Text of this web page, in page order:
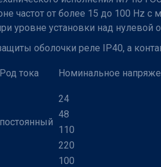
частот от более 15 до 100 Hz
уровне установки над нулевой
оболочки реле IP40, а
Род тока Номинальное
постоянный
24
48
110
220
100